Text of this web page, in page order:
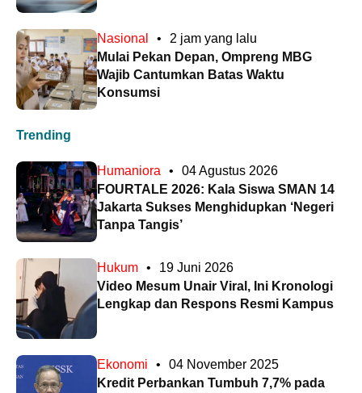
Nasional •
2 jam yang lalu
Mulai Pekan Depan, Ompreng MBG
Wajib Cantumkan Batas Waktu
Konsumsi
Trending
Humaniora •
04 Agustus 2026
FOURTALE 2026: Kala Siswa SMAN 14
Jakarta Sukses Menghidupkan ‘Negeri
Tanpa Tangis’
Hukum •
19 Juni 2026
Video Mesum Unair Viral, Ini Kronologi
Lengkap dan Respons Resmi Kampus
Ekonomi •
04 November 2025
Kredit Perbankan Tumbuh 7,7% pada